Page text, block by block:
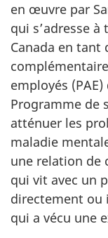
en œuvre par
qui s’adresse
Canada en tant
employés
Programme de
atténuer les
maladie
une relation de
qui vit avec un
directement ou
qui a vécu une